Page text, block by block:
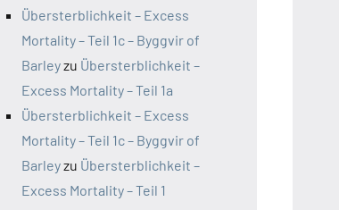
Übersterblichkeit – Excess
Mortality – Teil 1c – Byggvir of
Barleyzu Übersterblichkeit –
Excess Mortality – Teil 1a
Übersterblichkeit – Excess
Mortality – Teil 1c – Byggvir of
Barleyzu Übersterblichkeit –
Excess Mortality – Teil 1